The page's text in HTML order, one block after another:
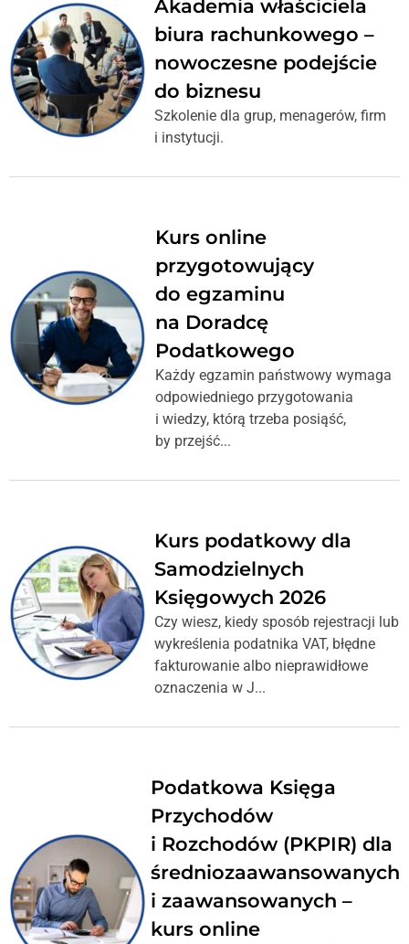
Akademia właściciela
biura rachunkowego –
nowoczesne podejście
do biznesu
Szkolenie dla grup, menagerów, firm
i instytucji.
Kurs online
przygotowujący
do egzaminu
na Doradcę
Podatkowego
Każdy egzamin państwowy wymaga
odpowiedniego przygotowania
i wiedzy, którą trzeba posiąść,
by przejść...
Kurs podatkowy dla
Samodzielnych
Księgowych 2026
Czy wiesz, kiedy sposób rejestracji lub
wykreślenia podatnika VAT, błędne
fakturowanie albo nieprawidłowe
oznaczenia w J...
Podatkowa Księga
Przychodów
i Rozchodów (PKPIR) dla
średniozaawansowanych
i zaawansowanych –
kurs online